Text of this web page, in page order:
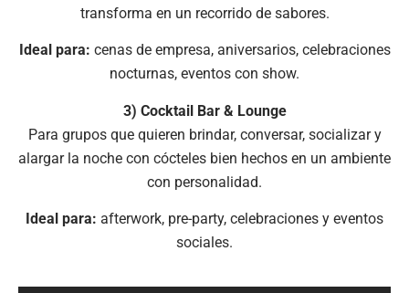
transforma en un recorrido de sabores.
Ideal para: cenas de empresa, aniversarios, celebraciones
nocturnas, eventos con show.
3) Cocktail Bar & Lounge
Para grupos que quieren brindar, conversar, socializar y
alargar la noche con cócteles bien hechos en un ambiente
con personalidad.
Ideal para: afterwork, pre-party, celebraciones y eventos
sociales.